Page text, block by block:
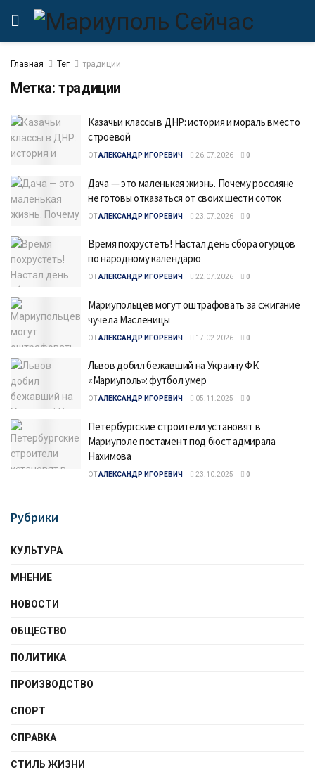
Главная Тег традиции
Метка:традиции
Казачьи классы в ДНР: история и мораль вместо
строевой
ОТАЛЕКСАНДР ИГОРЕВИЧ 26.07.2026 0
Дача — это маленькая жизнь. Почему россияне
не готовы отказаться от своих шести соток
ОТАЛЕКСАНДР ИГОРЕВИЧ 23.07.2026 0
Время похрустеть! Настал день сбора огурцов
по народному календарю
ОТАЛЕКСАНДР ИГОРЕВИЧ 22.07.2026 0
Мариупольцев могут оштрафовать за сжигание
чучела Масленицы
ОТАЛЕКСАНДР ИГОРЕВИЧ 17.02.2026 0
Львов добил бежавший на Украину ФК
«Мариуполь»: футбол умер
ОТАЛЕКСАНДР ИГОРЕВИЧ 05.11.2025 0
Петербургские строители установят в
Мариуполе постамент под бюст адмирала
Нахимова
ОТАЛЕКСАНДР ИГОРЕВИЧ 23.10.2025 0
Рубрики
КУЛЬТУРА
МНЕНИЕ
НОВОСТИ
ОБЩЕСТВО
ПОЛИТИКА
ПРОИЗВОДСТВО
СПОРТ
СПРАВКА
СТИЛЬ ЖИЗНИ